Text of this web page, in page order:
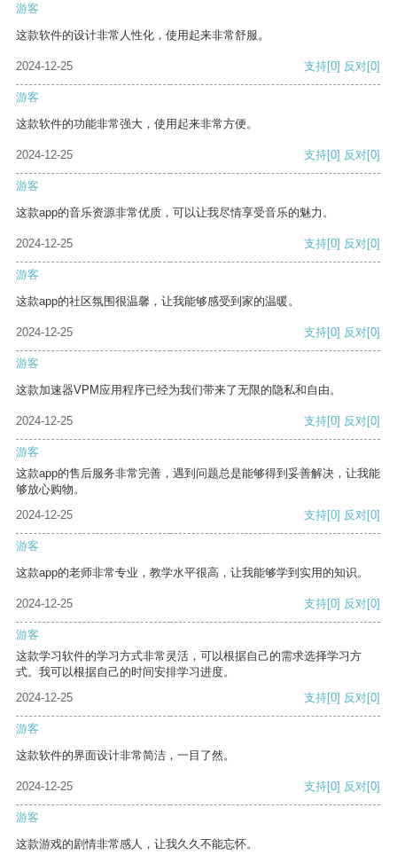
游客
这款软件的设计非常人性化，使用起来非常舒服。
2024-12-25 支持[0] 反对[0]
游客
这款软件的功能非常强大，使用起来非常方便。
2024-12-25 支持[0] 反对[0]
游客
这款app的音乐资源非常优质，可以让我尽情享受音乐的魅力。
2024-12-25 支持[0] 反对[0]
游客
这款app的社区氛围很温馨，让我能够感受到家的温暖。
2024-12-25 支持[0] 反对[0]
游客
这款加速器VPM应用程序已经为我们带来了无限的隐私和自由。
2024-12-25 支持[0] 反对[0]
游客
这款app的售后服务非常完善，遇到问题总是能够得到妥善解决，让我能
够放心购物。
2024-12-25
支持[0] 反对[0]
游客
这款app的老师非常专业，教学水平很高，让我能够学到实用的知识。
2024-12-25 支持[0] 反对[0]
游客
这款学习软件的学习方式非常灵活，可以根据自己的需求选择学习方
式。我可以根据自己的时间安排学习进度。
2024-12-25
支持[0] 反对[0]
游客
这款软件的界面设计非常简洁，一目了然。
2024-12-25 支持[0] 反对[0]
游客
这款游戏的剧情非常感人，让我久久不能忘怀。